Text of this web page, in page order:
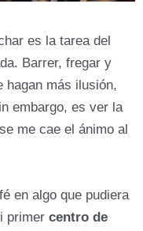
es la tarea del
Barrer, fregar y
hagan más ilusión,
embargo, es ver la
me cae el ánimo al
en algo que pudiera
primer centro de